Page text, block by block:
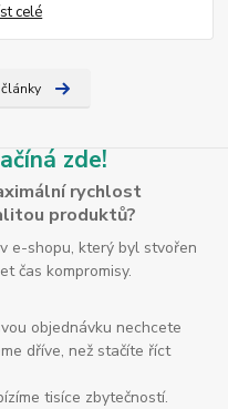
celé
zde!
rychlost
produktů?
e-shopu, který byl stvořen
čas kompromisy.
objednávku nechcete
dříve, než stačíte říct
tisíce zbytečností.